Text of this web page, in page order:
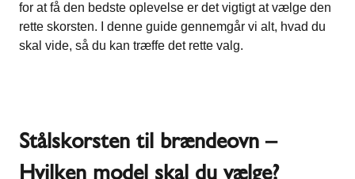
for at få den bedste oplevelse er det vigtigt at vælge den
rette skorsten. I denne guide gennemgår vi alt, hvad du
skal vide, så du kan træffe det rette valg.
Stålskorsten til brændeovn –
Hvilken model skal du vælge?